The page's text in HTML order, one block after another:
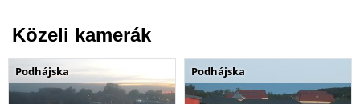
Közeli kamerák
Podhájska Podhájska